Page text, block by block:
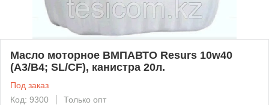
Масло моторное ВМПАВТО Resurs 10w40
(A3/B4; SL/CF), канистра 20л.
Под заказ
Код: 9300
Только опт